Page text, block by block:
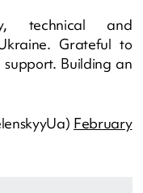
technical and
Grateful to
Building an
February